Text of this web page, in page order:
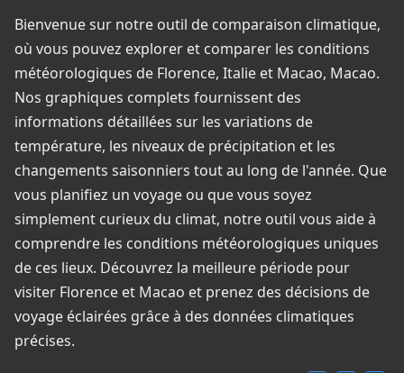
Bienvenue sur notre outil de comparaison climatique,
où vous pouvez explorer et comparer les conditions
météorologiques de Florence, Italie et Macao, Macao.
Nos graphiques complets fournissent des
informations détaillées sur les variations de
température, les niveaux de précipitation et les
changements saisonniers tout au long de l'année. Que
vous planifiez un voyage ou que vous soyez
simplement curieux du climat, notre outil vous aide à
comprendre les conditions météorologiques uniques
de ces lieux. Découvrez la meilleure période pour
visiter Florence et Macao et prenez des décisions de
voyage éclairées grâce à des données climatiques
précises.